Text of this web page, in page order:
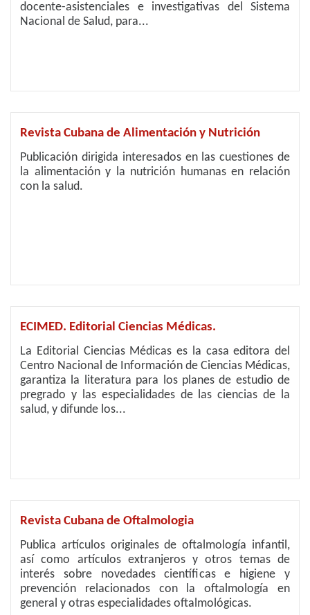
docente-asistenciales e investigativas del Sistema
Nacional de Salud, para...
Revista Cubana de Alimentación y Nutrición
Publicación dirigida interesados en las cuestiones de
la alimentación y la nutrición humanas en relación
con la salud.
ECIMED. Editorial Ciencias Médicas.
La Editorial Ciencias Médicas es la casa editora del
Centro Nacional de Información de Ciencias Médicas,
garantiza la literatura para los planes de estudio de
pregrado y las especialidades de las ciencias de la
salud, y difunde los...
Revista Cubana de Oftalmologia
Publica artículos originales de oftalmología infantil,
así como artículos extranjeros y otros temas de
interés sobre novedades científicas e higiene y
prevención relacionados con la oftalmología en
general y otras especialidades oftalmológicas.